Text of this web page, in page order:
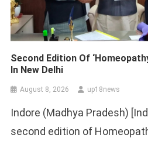
Second Edition Of
In New Delhi
August 8, 2026 up18news
Indore (Madhya Pradesh)
second edition of